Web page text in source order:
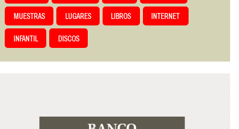
MUESTRAS LUGARES LIBROS INTERNET
INFANTIL DISCOS